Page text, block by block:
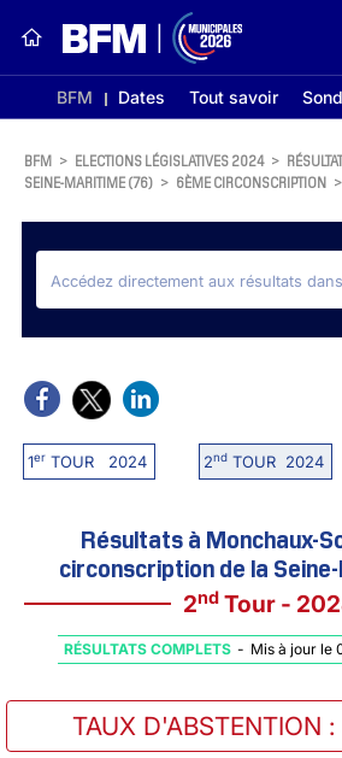
BFM Dates Tout savoir
BFM > ELECTIONS LÉGISLATIVES 2024 >
SEINE-MARITIME (76) > 6ÈME CIRCONSCRIPTION >
1erTOUR 2024 2ndTOUR 2024
Résultats à Monchaux-
circonscription de la
2nd Tour -
RÉSULTATS COMPLETS - Mis à jour le
TAUX D'ABSTENTION :